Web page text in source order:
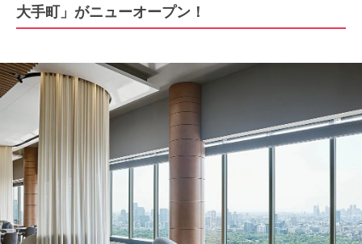
大手町」がニューオープン！